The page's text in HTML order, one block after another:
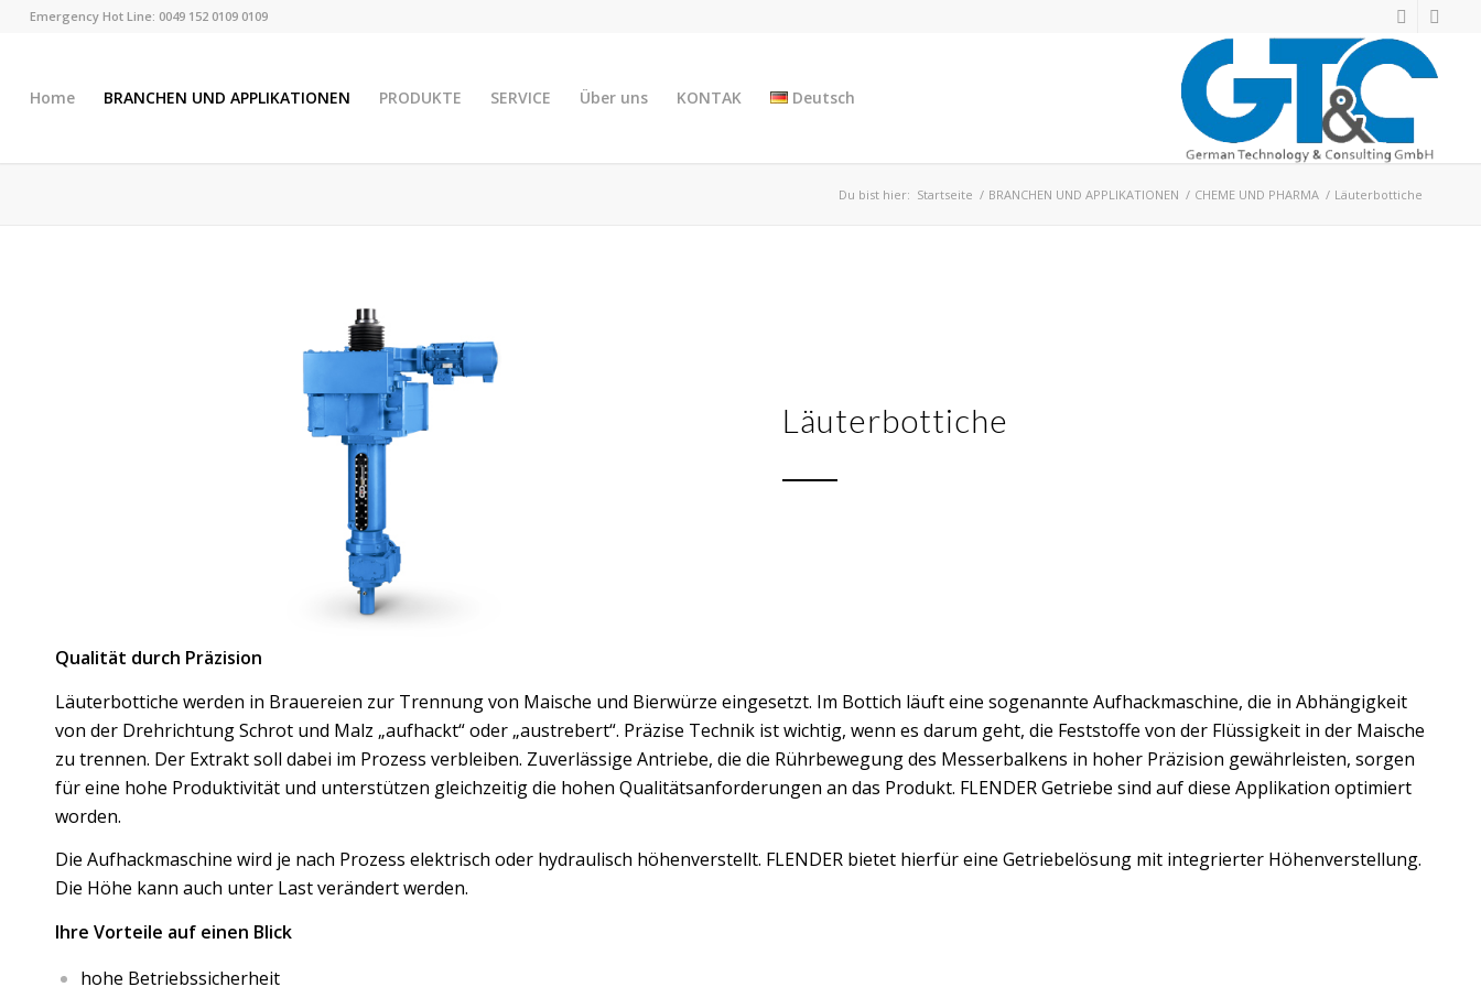
Emergency Hot Line: 0049 152 0109 0109
Home BRANCHEN UND APPLIKATIONEN PRODUKTE SERVICE Über uns KONTAK Deutsch
Du bist hier: Startseite / BRANCHEN UND APPLIKATIONEN / CHEME UND PHARMA / Läuterbottiche
Läuterbottiche
Qualität durch Präzision
Läuterbottiche werden in Brauereien zur Trennung von Maische und Bierwürze eingesetzt. Im Bottich läuft eine sogenannte Aufhackmaschine, die in Abhängigkeit
von der Drehrichtung Schrot und Malz „aufhackt“ oder „austrebert“. Präzise Technik ist wichtig, wenn es darum geht, die Feststoffe von der Flüssigkeit in der Maische
zu trennen. Der Extrakt soll dabei im Prozess verbleiben. Zuverlässige Antriebe, die die Rührbewegung des Messerbalkens in hoher Präzision gewährleisten, sorgen
für eine hohe Produktivität und unterstützen gleichzeitig die hohen Qualitätsanforderungen an das Produkt. FLENDER Getriebe sind auf diese Applikation optimiert
worden.
Die Aufhackmaschine wird je nach Prozess elektrisch oder hydraulisch höhenverstellt. FLENDER bietet hierfür eine Getriebelösung mit integrierter Höhenverstellung.
Die Höhe kann auch unter Last verändert werden.
Ihre Vorteile auf einen Blick
hohe Betriebssicherheit